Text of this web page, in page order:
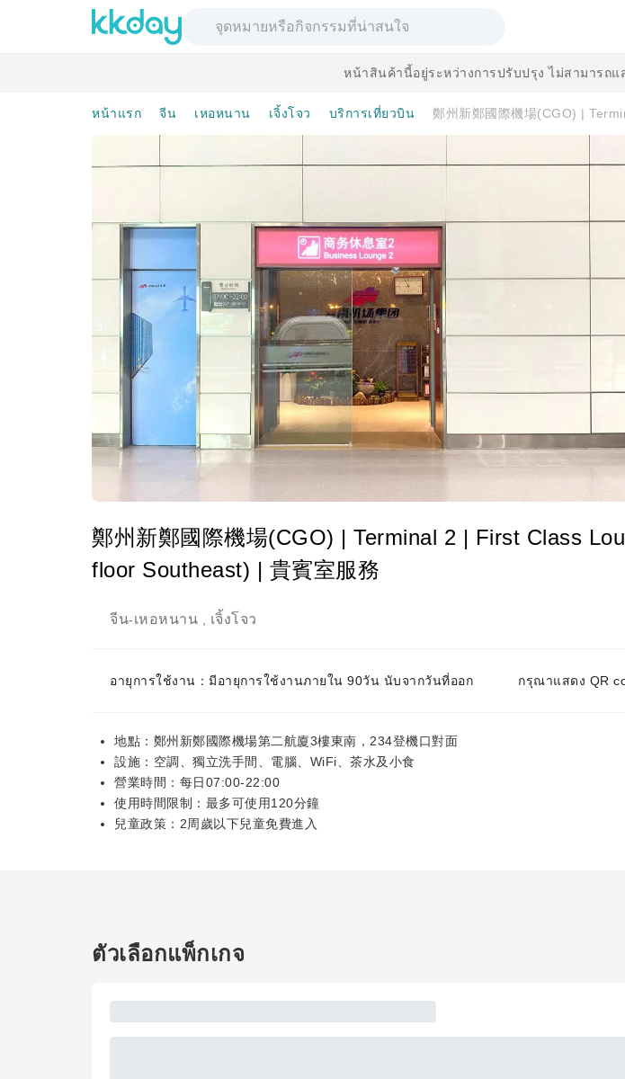
หน้าสินค้านี้อยู่ระหว่างการปรับปรุง ไม่สามารถ
หน้าแรก จีน เหอหนาน เจิ้งโจว บริการเที่ยวบิน
鄭州新鄭國際機場(CGO) | Terminal 2 | First Class
floor Southeast) | 貴賓室服務
จีน-เหอหนาน เจิ้งโจว
อายุการใช้งาน：มีอายุการใช้งานภายใน 90วัน นับจากวันที่ออก กรุณาแสดง QR
地點：鄭州新鄭國際機場第二航廈3樓東南，234登機口對面
設施：空調、獨立洗手間、電腦、WiFi、茶水及小食
營業時間：每日07:00-22:00
使用時間限制：最多可使用120分鐘
兒童政策：2周歲以下兒童免費進入
ตัวเลือกแพ็กเกจ